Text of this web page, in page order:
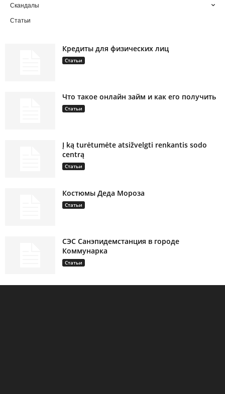
Скандалы
Статьи
Кредиты для физических лиц
Статьи
Что такое онлайн займ и как его получить
Статьи
Į ką turėtumėte atsižvelgti renkantis sodo
centrą
Статьи
Костюмы Деда Мороза
Статьи
СЭС Санэпидемстанция в городе
Коммунарка
Статьи